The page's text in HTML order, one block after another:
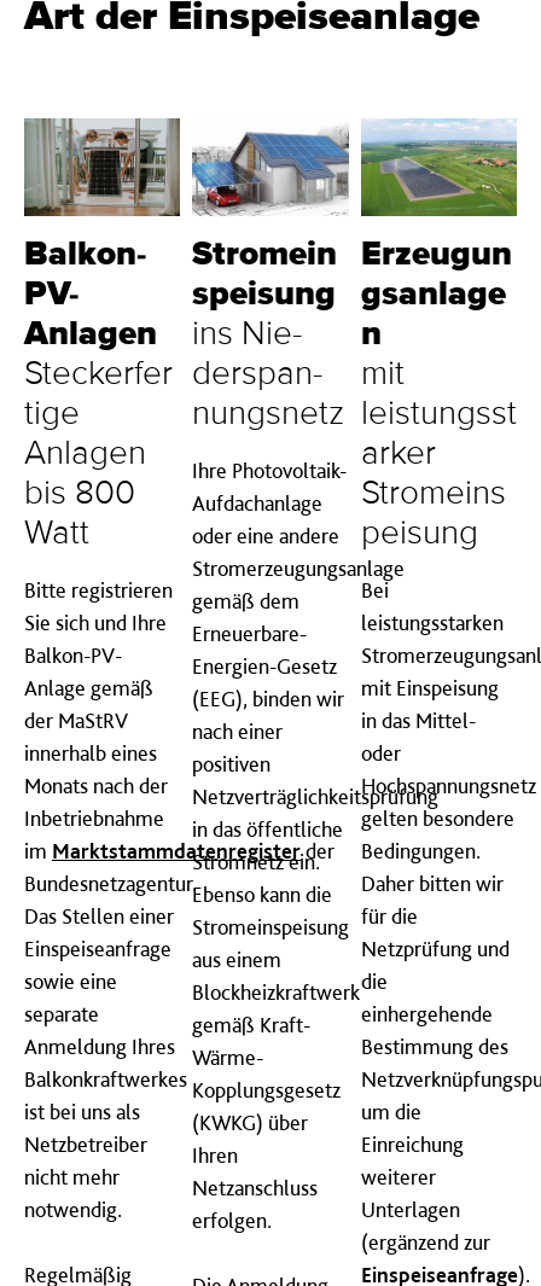
Art der Einspeiseanlage
Balkon-
PV-
Anlagen
Steckerfer
tige
Anlagen
bis 800
Watt
Bitte registrieren
Sie sich und Ihre
Balkon-PV-
Anlage gemäß
der MaStRV
innerhalb eines
Monats nach der
Inbetriebnahme
im Marktstammdatenregisterder
Bundesnetzagentur.
Das Stellen einer
Einspeiseanfrage
sowie eine
separate
Anmeldung Ihres
Balkonkraftwerkes
ist bei uns als
Netzbetreiber
nicht mehr
notwendig.
Regelmäßig
Stromein
speisung
ins Nie­
der­span­
nungs­netz
Ihre Photovoltaik-
Aufdachanlage
oder eine andere
Stromerzeugungsanlage
gemäß dem
Erneuerbare-
Energien-Gesetz
(EEG), binden wir
nach einer
positiven
Netzverträglichkeitsprüfung
in das öffentliche
Stromnetz ein.
Ebenso kann die
Stromeinspeisung
aus einem
Blockheizkraftwerk
gemäß Kraft-
Wärme-
Kopplungsgesetz
(KWKG) über
Ihren
Netzanschluss
erfolgen.
Erzeugun
gsanlage
n
mit
leistungsst
arker
Stromeins
peisung
Bei
leistungsstarken
mit Einspeisung
in das Mittel-
oder
Hochspannungsnetz
gelten besondere
Bedingungen.
Daher bitten wir
für die
Netzprüfung und
die
einhergehende
Bestimmung des
um die
Einreichung
weiterer
Unterlagen
(ergänzend zur
Einspeiseanfrage).